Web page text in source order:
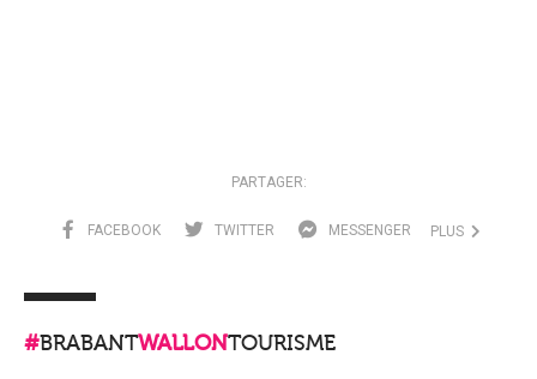
PARTAGER:
FACEBOOK TWITTER MESSENGER PLUS
#BRABANTWALLONTOURISME